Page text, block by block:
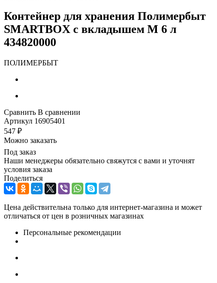
Контейнер для хранения Полимербыт
SMARTBOX с вкладышем М 6 л
434820000
ПОЛИМЕРБЫТ
Сравнить В сравнении
Артикул 16905401
547 ₽
Можно заказать
Под заказ
Наши менеджеры обязательно свяжутся с вами и уточнят
условия заказа
Поделиться
Цена действительна только для интернет-магазина и может
отличаться от цен в розничных магазинах
Персональные рекомендации